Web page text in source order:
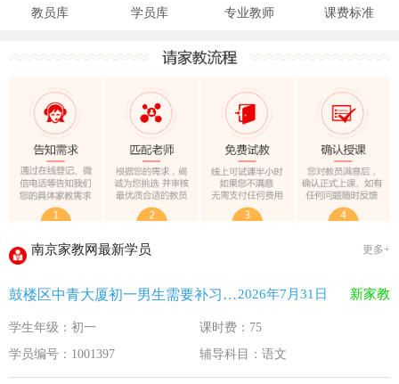
致全省中小学生家长的一封信
2025年12月江苏教育考试月历
最新！教育部等5部门发布20条举措
​2025年11月江苏教育考试月历
5个新突破！国新办发布会介绍“十四五”时期加快建设教育强
省教育厅最新发文！事关2026年普通高校综合评价招生改革 2026-4-10
我市2026年春季学期学生资助申请开始
速看！新学期开学安全提示！
教员库 学员库 专业教师 课费标准
南京家教网最新学员 更多+
鼓楼区中青大厦初一男生需要补习语文2026年7月31日 新家教
学生年级：初一
课时费：75
学员编号：1001397
辅导科目：语文